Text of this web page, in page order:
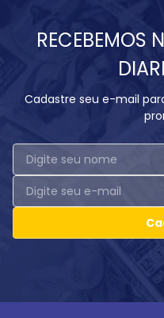
RECEBEMOS
Cadastre seu e-mail